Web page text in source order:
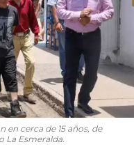
en cerca de 15 años, de
La Esmeralda.